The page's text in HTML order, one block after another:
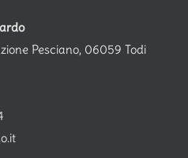
Pesciano, 06059 Todi